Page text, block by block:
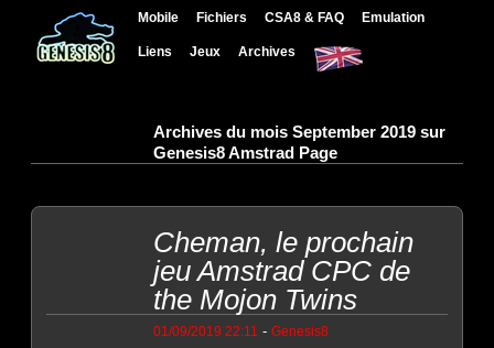
Mobile Fichiers CSA8 & FAQ Emulation
Liens Jeux Archives
Archives du mois September 2019 sur
Genesis8 Amstrad Page
Cheman, le prochain
jeu Amstrad CPC de
the Mojon Twins
01/09/2019 22:11 - Genesis8